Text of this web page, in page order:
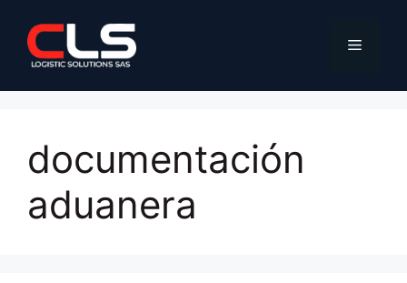
contenido
Menú
documentación
aduanera